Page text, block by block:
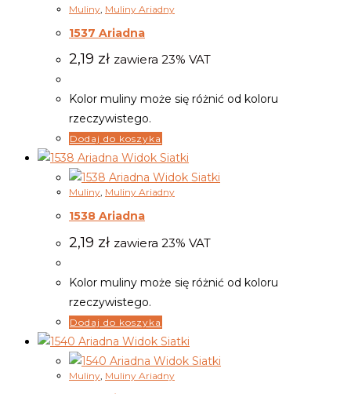
Muliny, Muliny Ariadny
1537 Ariadna
2,19 zł zawiera 23% VAT
Kolor muliny może się różnić od koloru
rzeczywistego.
Dodaj do koszyka
Widok Siatki
Widok Siatki
Muliny, Muliny Ariadny
1538 Ariadna
2,19 zł zawiera 23% VAT
Kolor muliny może się różnić od koloru
rzeczywistego.
Dodaj do koszyka
Widok Siatki
Widok Siatki
Muliny Muliny Ariadny